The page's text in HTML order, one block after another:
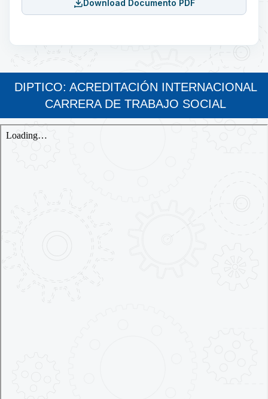
Download Documento PDF
DIPTICO: ACREDITACIÓN INTERNACIONAL
CARRERA DE TRABAJO SOCIAL